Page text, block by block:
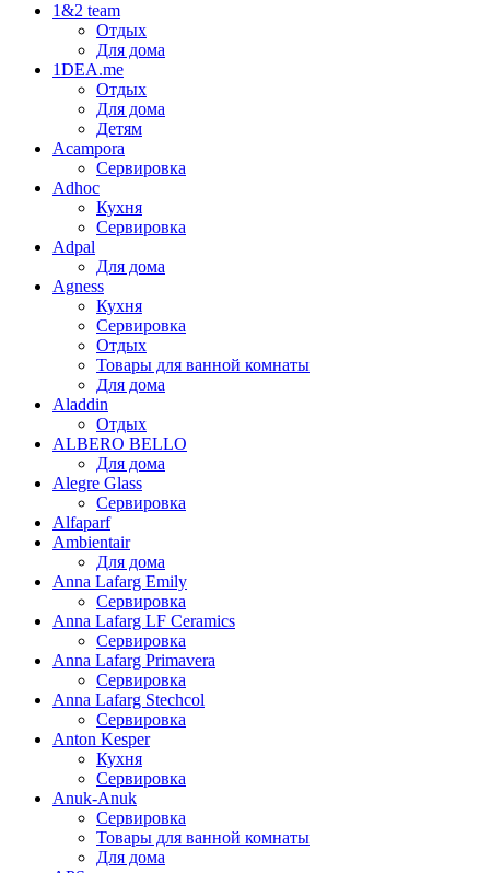
1&2 team
Отдых
Для дома
1DEA.me
Отдых
Для дома
Детям
Acampora
Сервировка
Adhoc
Кухня
Сервировка
Adpal
Для дома
Agness
Кухня
Сервировка
Отдых
Товары для ванной комнаты
Для дома
Aladdin
Отдых
ALBERO BELLO
Для дома
Alegre Glass
Сервировка
Alfaparf
Ambientair
Для дома
Anna Lafarg Emily
Сервировка
Anna Lafarg LF Ceramics
Сервировка
Anna Lafarg Primavera
Сервировка
Anna Lafarg Stechcol
Сервировка
Anton Kesper
Кухня
Сервировка
Anuk-Anuk
Сервировка
Товары для ванной комнаты
Для дома